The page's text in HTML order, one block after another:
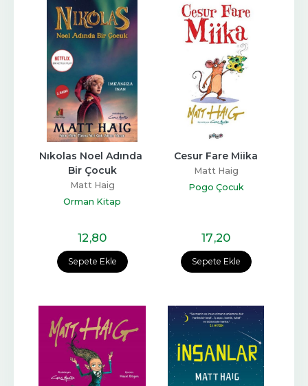
Sepete Ekle
Nıkolas Noel Adında
Bir Çocuk
Matt Haig
Orman Kitap
12,80
Sepete Ekle
Cesur Fare Miika
Matt Haig
Pogo Çocuk
17,20